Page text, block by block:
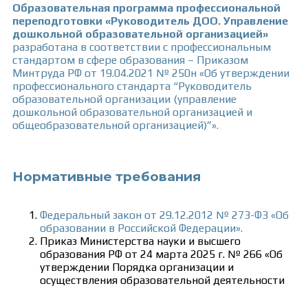
Образовательная программа профессиональной
переподготовки «Руководитель ДОО. Управление
дошкольной образовательной организацией»
разработана в соответствии с профессиональным
стандартом в сфере образования – Приказом
Минтруда РФ от 19.04.2021 № 250н «Об утверждении
профессионального стандарта “Руководитель
образовательной организации (управление
дошкольной образовательной организацией и
общеобразовательной организацией)”».
Нормативные требования
Федеральный закон от 29.12.2012 № 273-ФЗ «Об
образовании в Российской Федерации».
Приказ Министерства науки и высшего
образования РФ от 24 марта 2025 г. № 266 «Об
утверждении Порядка организации и
осуществления образовательной деятельности